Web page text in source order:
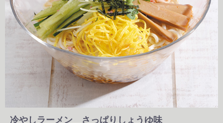
冷やしラーメン さっぱりしょうゆ味